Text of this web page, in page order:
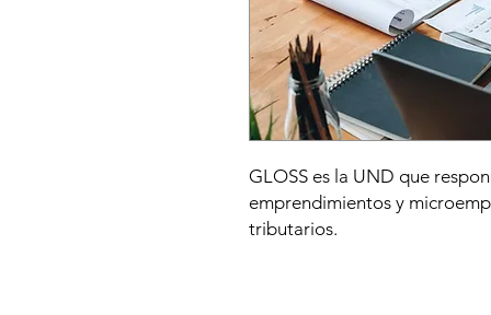
GLOSS es la UND que
emprendimientos y
tributarios.